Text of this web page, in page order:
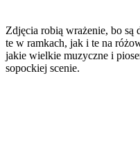
Zdjęcia robią wrażenie, bo są
te w ramkach, jak i te na
jakie wielkie muzyczne i
sopockiej scenie.